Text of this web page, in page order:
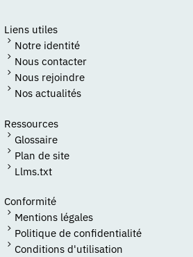
Liens utiles
Notre identité
Nous contacter
Nous rejoindre
Nos actualités
Ressources
Glossaire
Plan de site
Llms.txt
Conformité
Mentions légales
Politique de confidentialité
Conditions d'utilisation